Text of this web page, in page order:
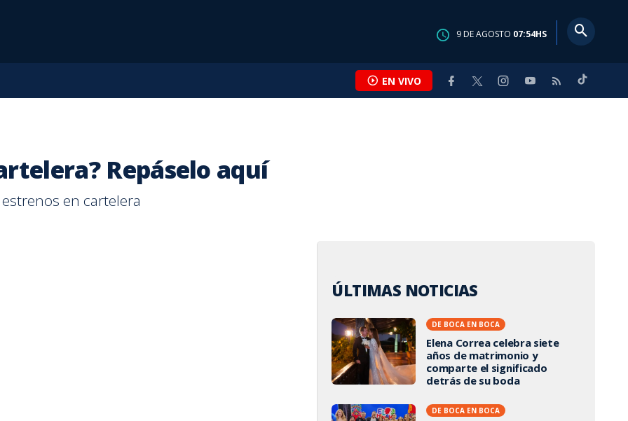
9 DEAGOSTO 07:54HS
EN VIVO
Repáselo aquí
en cartelera
ÚLTIMAS NOTICIAS
DE BOCA EN BOCA
Elena Correa celebra siete
años de matrimonio y
comparte el significado
detrás de su boda
DE BOCA EN BOCA